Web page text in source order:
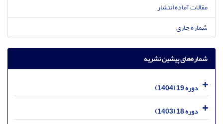
مقالات آماده انتشار
شماره جاری
شماره‌های پیشین نشریه
دوره 19 (1404)
دوره 18 (1403)